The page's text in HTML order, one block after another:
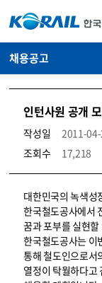
채용공고
인턴사원 공개
작성일
2011-
조회수
17,218
코레일소개_경영공시_채용공고 상세보기 – 내용, 파일, 담당자 연락처로 구성
대한민국의 녹색성
한국철도공사에서
꿈과 포부를 실현
한국철도공사는 이
통해 철도인으로서
열정이 탁월하다고